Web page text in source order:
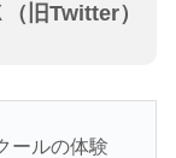
旧Twitter）
ールの体験